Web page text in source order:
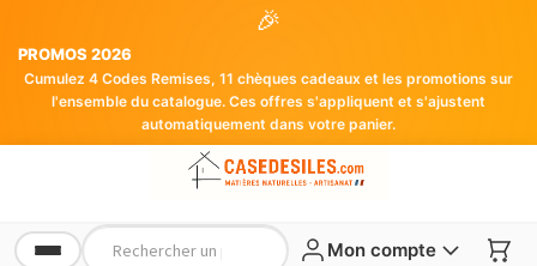
🎉
PROMOS 2026
Cumulez 4 Codes Remises, 11 chèques cadeaux et les promotions sur
l'ensemble du catalogue. Ces offres s'appliquent et s'ajustent
automatiquement dans votre panier.
Mon compte